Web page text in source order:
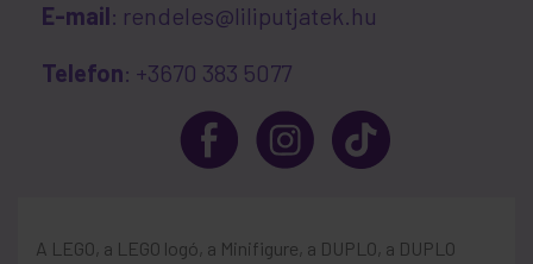
E-mail: rendeles@liliputjatek.hu
Telefon: +3670 383 5077
A LEGO, a LEGO logó, a Minifigure, a DUPLO, a DUPLO